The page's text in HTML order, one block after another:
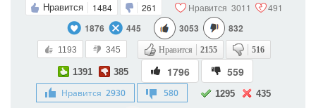
Нравится 1484 261 Нравится 3011 491
1876 445 3053 832
1193 345 Нравится 2155 516
1391 385 1796 559
Нравится 2930 580 1295 435